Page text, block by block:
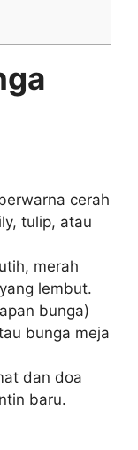
cerah
tulip, atau
merah
lembut.
bunga)
bunga meja
dan doa
baru.